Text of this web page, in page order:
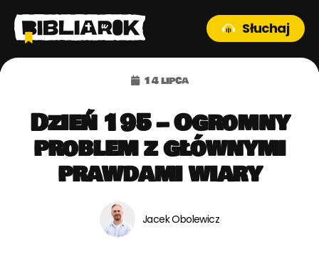
Słuchaj
14 lipca
Dzień 195 – Ogromny
problem z głównymi
prawdami wiary
Jacek Obolewicz